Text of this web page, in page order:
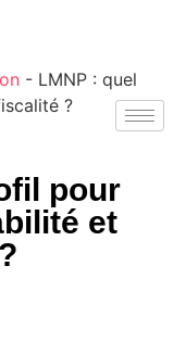
- LMNP : quel
?
pour
et